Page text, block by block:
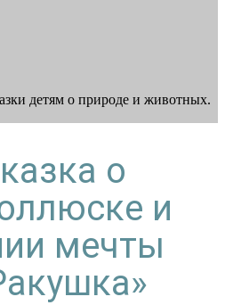
детям о природе и животных.
о
и
мечты